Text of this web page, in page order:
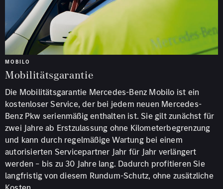
MOBILO
Mobilitätsgarantie
Die Mobilitätsgarantie Mercedes-Benz Mobilo ist ein
kostenloser Service, der bei jedem neuen Mercedes-
Benz Pkw serienmäßig enthalten ist. Sie gilt zunächst für
zwei Jahre ab Erstzulassung ohne Kilometerbegrenzung
und kann durch regelmäßige Wartung bei einem
autorisierten Servicepartner Jahr für Jahr verlängert
werden – bis zu 30 Jahre lang. Dadurch profitieren Sie
langfristig von diesem Rundum-Schutz, ohne zusätzliche